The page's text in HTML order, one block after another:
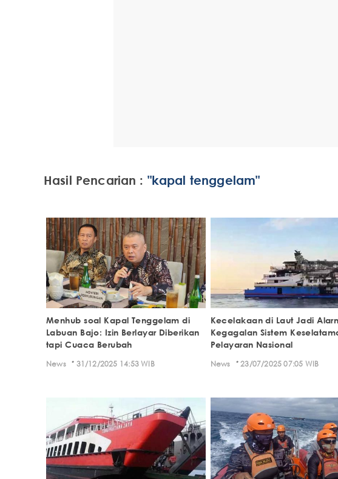
Hasil Pencarian : "kapal tenggelam"
Menhub soal Kapal Tenggelam di
Labuan Bajo: Izin Berlayar Diberikan
tapi Cuaca Berubah
News · 31/12/2025 14:53 WIB
Kecelakaan di Laut Jadi
Kegagalan Sistem
Pelayaran Nasional
News · 23/07/2025 07:05 WIB